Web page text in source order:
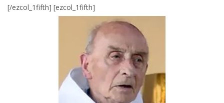
[/ezcol_1fifth] [ezcol_1fifth]